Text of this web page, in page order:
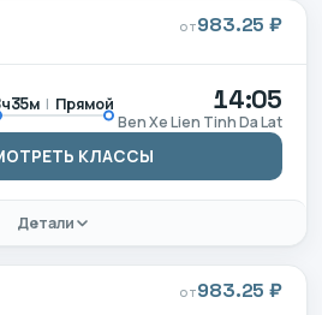
ОТ983.25 ₽
| Прямой 14:05
Ben Xe Lien Tinh Da Lat
КЛАССЫ
Детали
ОТ983.25 ₽